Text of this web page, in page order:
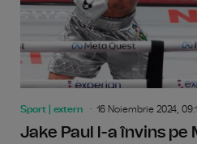
Sport | extern 16 Noiembrie 2024,
Jake Paul l-a învins pe